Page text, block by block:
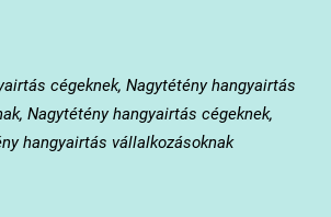
cégeknek, Nagytétény hangyairtás
Nagytétény hangyairtás cégeknek,
hangyairtás vállalkozásoknak